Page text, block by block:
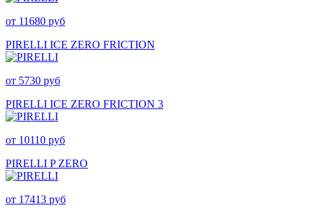
от 11680 руб
PIRELLI ICE ZERO FRICTION
от 5730 руб
PIRELLI ICE ZERO FRICTION 3
от 10110 руб
PIRELLI P ZERO
от 17413 руб